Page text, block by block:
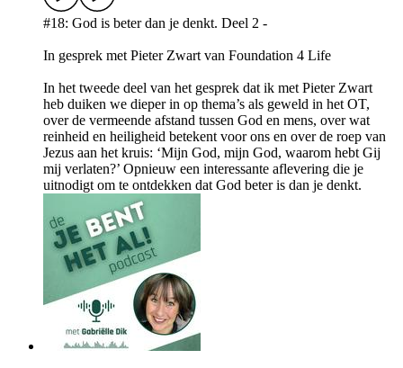
#18: God is beter dan je denkt. Deel 2 -
In gesprek met Pieter Zwart van Foundation 4 Life
In het tweede deel van het gesprek dat ik met Pieter Zwart
heb duiken we dieper in op thema’s als geweld in het OT,
over de vermeende afstand tussen God en mens, over wat
reinheid en heiligheid betekent voor ons en over de roep van
Jezus aan het kruis: ‘Mijn God, mijn God, waarom hebt Gij
mij verlaten?’ Opnieuw een interessante aflevering die je
uitnodigt om te ontdekken dat God beter is dan je denkt.